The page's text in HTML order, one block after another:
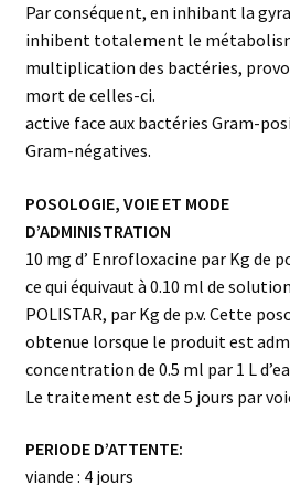
Par conséquent, en inhibant la
inhibent totalement le
multiplication des bactéries,
mort de celles-ci.
active face aux bactéries Gram-
Gram-négatives.
POSOLOGIE, VOIE ET MODE
D’ADMINISTRATION
10 mg d’ Enrofloxacine par Kg de
ce qui équivaut à 0.10 ml de
POLISTAR, par Kg de p.v. Cette
obtenue lorsque le produit est
concentration de 0.5 ml par 1 L
Le traitement est de 5 jours par
PERIODE D’ATTENTE:
viande : 4 jours